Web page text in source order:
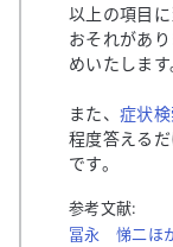
以上の項目
おそれがあ
めいたします
また、 症状検
程度答える
です。
参考文献:
冨永 悌二ほ